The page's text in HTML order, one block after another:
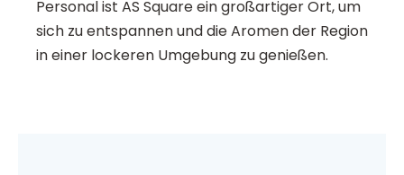
Personal ist AS Square ein großartiger Ort, um
sich zu entspannen und die Aromen der Region
in einer lockeren Umgebung zu genießen.